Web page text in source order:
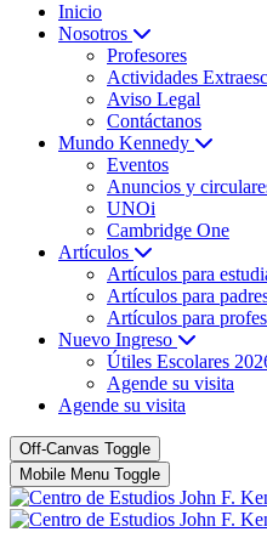
Inicio
Nosotros
Profesores
Actividades
Aviso Legal
Contáctanos
Mundo Kennedy
Eventos
Anuncios y
UNOi
Cambridge One
Artículos
Artículos para
Artículos para
Artículos para
Nuevo Ingreso
Útiles Escolares
Agende su visita
Agende su visita
Off-Canvas Toggle
Mobile Menu Toggle